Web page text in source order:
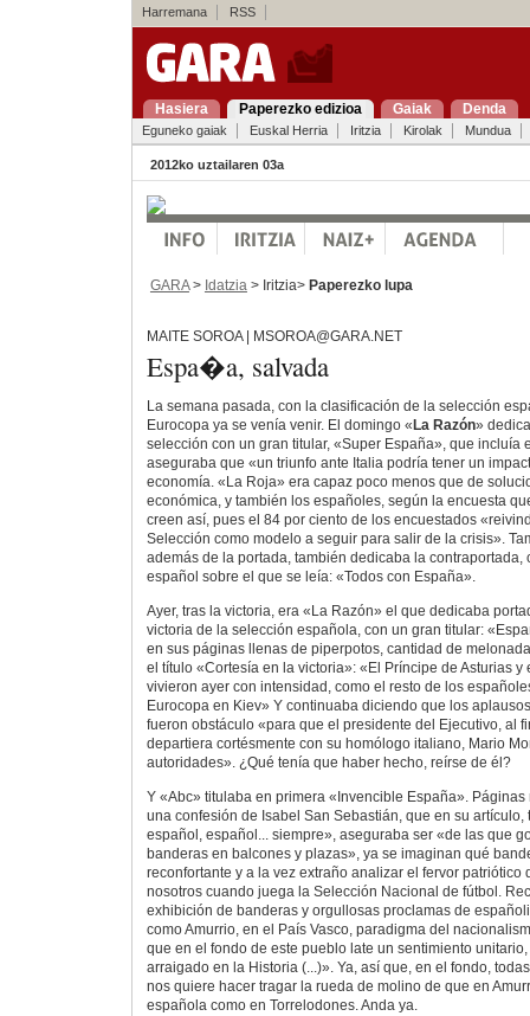
Harremana RSS
Hasiera Paperezko edizioa Gaiak Denda
Eguneko gaiak Euskal Herria Iritzia Kirolak Mundua
2012ko uztailaren 03a
GARA> Idatzia > Iritzia> Paperezko lupa
MAITE SOROA | MSOROA@GARA.NET
Espa�a, salvada
La semana pasada, con la clasificación de la selección
Eurocopa ya se venía venir. El domingo « La Razón»
selección con un gran titular, «Super España», que incluía
aseguraba que «un triunfo ante Italia podría tener un
economía. «La Roja» era capaz poco menos que de
económica, y también los españoles, según la encuesta
creen así, pues el 84 por ciento de los encuestados
Selección como modelo a seguir para salir de la crisis».
además de la portada, también dedicaba la contraportada,
español sobre el que se leía: «Todos con España».
Ayer, tras la victoria, era «La Razón» el que dedicaba
victoria de la selección española, con un gran titular:
en sus páginas llenas de piperpotos, cantidad de
el título «Cortesía en la victoria»: «El Príncipe de Asturias
vivieron ayer con intensidad, como el resto de los
Eurocopa en Kiev» Y continuaba diciendo que los
fueron obstáculo «para que el presidente del Ejecutivo, al
departiera cortésmente con su homólogo italiano, Mario
autoridades». ¿Qué tenía que haber hecho, reírse de él?
Y «Abc» titulaba en primera «Invencible España».
una confesión de Isabel San Sebastián, que en su artículo,
español, español... siempre», aseguraba ser «de las que
banderas en balcones y plazas», ya se imaginan qué
reconfortante y a la vez extraño analizar el fervor patriótico
nosotros cuando juega la Selección Nacional de fútbol.
exhibición de banderas y orgullosas proclamas de
como Amurrio, en el País Vasco, paradigma del
que en el fondo de este pueblo late un sentimiento
arraigado en la Historia (...)». Ya, así que, en el fondo,
nos quiere hacer tragar la rueda de molino de que en
española como en Torrelodones. Anda ya.